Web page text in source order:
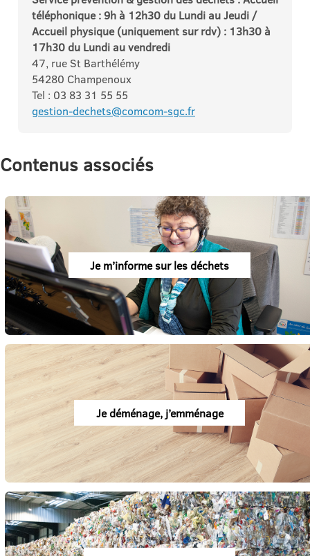
téléphonique : 9h à 12h30 du Lundi au Jeudi /
Accueil physique (uniquement sur rdv) : 13h30 à
17h30 du Lundi au vendredi
47, rue St Barthélémy
54280 Champenoux
Tel : 03 83 31 55 55
gestion-dechets@comcom-sgc.fr
Contenus associés
Je m’informe sur les déchets
Je déménage, j’emménage